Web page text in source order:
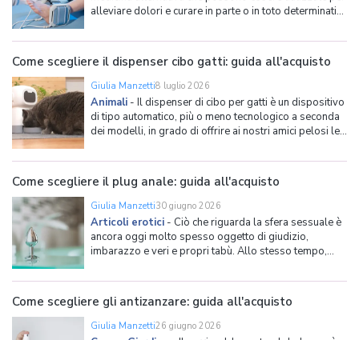
alleviare dolori e curare in parte o in toto determinati
parlato della lampada a infrarossi. Con questa guida
all'acquisto vogliamo invece occuparci d
Come scegliere il dispenser cibo gatti: guida all'acquisto
Giulia Manzetti8 luglio 2026
Animali - Il dispenser di cibo per gatti è un dispositivo
di tipo automatico, più o meno tecnologico a seconda
dei modelli, in grado di offrire ai nostri amici pelosi le
casi le classiche crocchette per gatti, in assenza del
padrone. Le circostanze in c
Come scegliere il plug anale: guida all'acquisto
Giulia Manzetti30 giugno 2026
Articoli erotici - Ciò che riguarda la sfera sessuale è
ancora oggi molto spesso oggetto di giudizio,
imbarazzo e veri e propri tabù. Allo stesso tempo,
lanciarsi nell'esplorazione dell'erotismo anche
attraverso le innumerevoli tipologie di sex toy, quei
dispositiv
Come scegliere gli antizanzare: guida all'acquisto
Giulia Manzetti26 giugno 2026